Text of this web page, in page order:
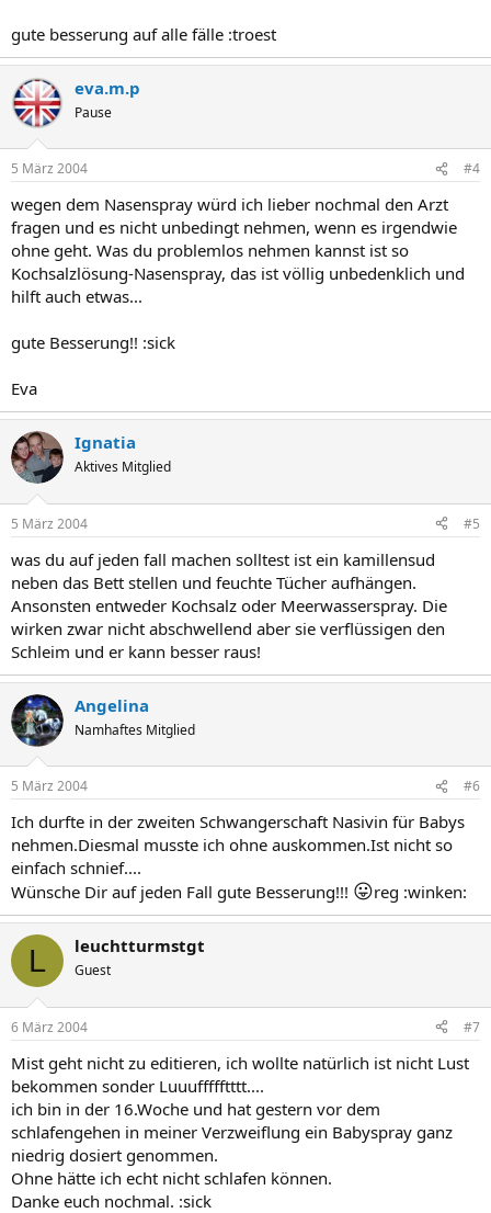
gute besserung auf alle fälle :troest
eva.m.p
Pause
5 März 2004 #4
wegen dem Nasenspray würd ich lieber nochmal den Arzt
fragen und es nicht unbedingt nehmen, wenn es irgendwie
ohne geht. Was du problemlos nehmen kannst ist so
Kochsalzlösung-Nasenspray, das ist völlig unbedenklich und
hilft auch etwas...
gute Besserung!! :sick
Eva
Ignatia
Aktives Mitglied
5 März 2004 #5
was du auf jeden fall machen solltest ist ein kamillensud
neben das Bett stellen und feuchte Tücher aufhängen.
Ansonsten entweder Kochsalz oder Meerwasserspray. Die
wirken zwar nicht abschwellend aber sie verflüssigen den
Schleim und er kann besser raus!
Angelina
Namhaftes Mitglied
5 März 2004 #6
Ich durfte in der zweiten Schwangerschaft Nasivin für Babys
nehmen.Diesmal musste ich ohne auskommen.Ist nicht so
einfach schnief....
Wünsche Dir auf jeden Fall gute Besserung!!! 😛reg :winken:
L leuchtturmstgt
Guest
6 März 2004 #7
Mist geht nicht zu editieren, ich wollte natürlich ist nicht Lust
bekommen sonder Luuuffffftttt....
ich bin in der 16.Woche und hat gestern vor dem
schlafengehen in meiner Verzweiflung ein Babyspray ganz
niedrig dosiert genommen.
Ohne hätte ich echt nicht schlafen können.
Danke euch nochmal. :sick